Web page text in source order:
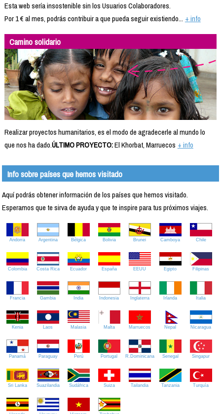
Esta web sería insostenible sin los Usuarios Colaboradores.
Por 1 € al mes, podrás contribuir a que pueda seguir existiendo... + info
Camino solidario
Realizar proyectos humanitarios, es el modo de agradecerle al mundo lo
que nos ha dado.ÚLTIMO PROYECTO:El Khorbat, Marruecos + info
Info sobre países que hemos visitado
Aquí podrás obtener información de los países que hemos visitado.
Esperamos que te sirva de ayuda y que te inspire para tus próximos viajes.
Andorra Argentina Bélgica Bolivia Brunei Camboya Chile
Colombia Costa Rica Ecuador España EEUU Egipto Filipinas
Francia Gambia India Indonesia Inglaterra Irlanda Italia
Kenia Laos Malasia Malta Marruecos Nepal Nicaragua
Panamá Paraguay Perú Portugal R.Dominicana Senegal Singapur
Sri Lanka Suazilandia Sudáfrica Suiza Tailandia Tanzania Turquía